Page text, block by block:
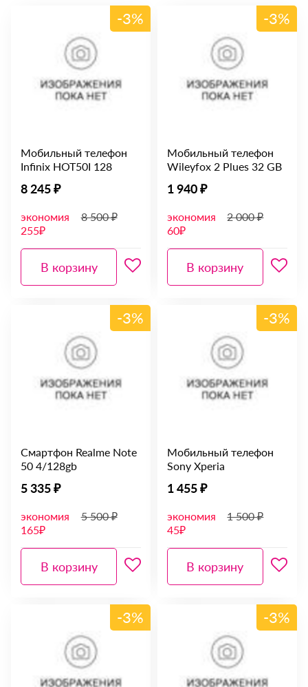
-3%
Мобильный телефон
Infinix HOT50I 128
8 245 ₽
экономия
255₽
8 500 ₽
В корзину
-3%
Мобильный телефон
Wileyfox 2 Plues 32 GB
1 940 ₽
экономия
60₽
2 000 ₽
В корзину
-3%
Смартфон Realme Note
50 4/128gb
5 335 ₽
экономия
165₽
5 500 ₽
В корзину
-3%
Мобильный телефон
Sony Xperia
1 455 ₽
экономия
45₽
1 500 ₽
В корзину
-3% -3%